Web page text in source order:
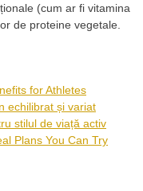
(cum ar fi vitamina
de proteine vegetale.
for Athletes
echilibrat și variat
stilul de viață activ
Plans You Can Try